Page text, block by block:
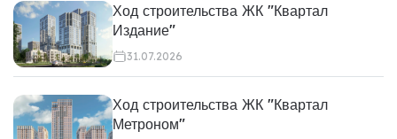
Ход строительства ЖК "Квартал
Издание"
31.07.2026
Ход строительства ЖК "Квартал
Метроном"